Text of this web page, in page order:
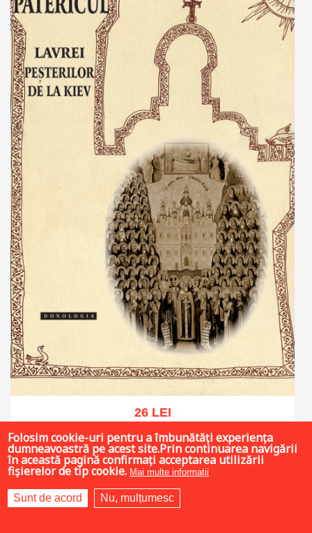
Adaugă în coș Wishlist
26 LEI
Folosim cookie-uri pentru a îmbunătăți experiența
dumneavoastră pe acest site.Prin continuarea navigării
în această pagină confirmați acceptarea utilizării
fișierelor de tip cookie. Mai multe informații
Sunt de acord Nu, mulțumesc